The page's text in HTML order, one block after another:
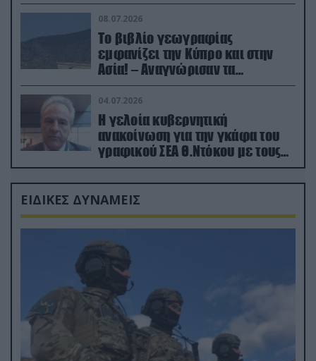
08.07.2026
Το βιβλίο γεωγραφίας
εμφανίζει την Κύπρο και στην
Ασία! – Αναγνώρισαν τα
κατεχόμενα; (φωτο)
04.07.2026
Η γελοία κυβερνητική
ανακοίνωση για την γκάφα του
γραφικού ΣΕΑ Θ.Ντόκου με τους
Ρώσους φαρσέρ
ΕΙΔΙΚΕΣ ΔΥΝΑΜΕΙΣ